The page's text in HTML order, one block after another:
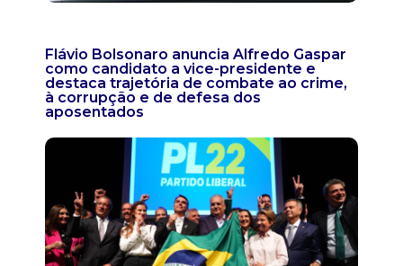
Flávio Bolsonaro anuncia Alfredo Gaspar
como candidato a vice-presidente e
destaca trajetória de combate ao crime,
à corrupção e de defesa dos
aposentados